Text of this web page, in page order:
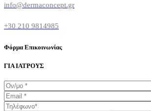
info@dermaconcept.gr
+30 210 9814985
Φόρμα Επικοινωνίας
ΓΙΑ ΙΑΤΡΟΥΣ